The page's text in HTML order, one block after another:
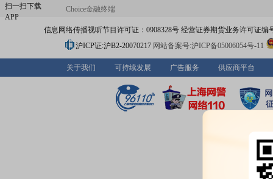
扫一扫下载
APP
Choice金融终端
信息网络传播视听节目许可证：0908328号 经营证券期货业务许可证编
沪ICP证:沪B2-20070217 网站备案号:沪ICP备05006054号-11
关于我们 可持续发展 广告服务 供应商平台